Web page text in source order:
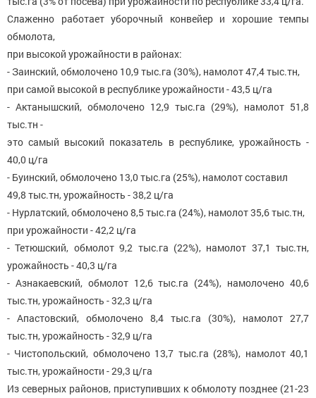
Слаженно работает уборочный конвейер и хорошие темпы
обмолота,
при высокой урожайности в районах:
- Заинский, обмолочено 10,9 тыс.га (30%), намолот 47,4 тыс.тн,
при самой высокой в республике урожайности - 43,5 ц/га
- Актанышский, обмолочено 12,9 тыс.га (29%), намолот 51,8
тыс.тн -
это самый высокий показатель в республике, урожайность -
40,0 ц/га
- Буинский, обмолочено 13,0 тыс.га (25%), намолот составил
49,8 тыс.тн, урожайность - 38,2 ц/га
- Нурлатский, обмолочено 8,5 тыс.га (24%), намолот 35,6 тыс.тн,
при урожайности - 42,2 ц/га
- Тетюшский, обмолот 9,2 тыс.га (22%), намолот 37,1 тыс.тн,
урожайность - 40,3 ц/га
- Азнакаевский, обмолот 12,6 тыс.га (24%), намолочено 40,6
тыс.тн, урожайность - 32,3 ц/га
- Апастовский, обмолочено 8,4 тыс.га (30%), намолот 27,7
тыс.тн, урожайность - 32,9 ц/га
- Чистопольский, обмолочено 13,7 тыс.га (28%), намолот 40,1
тыс.тн, урожайности - 29,3 ц/га
Из северных районов, приступивших к обмолоту позднее (21-23